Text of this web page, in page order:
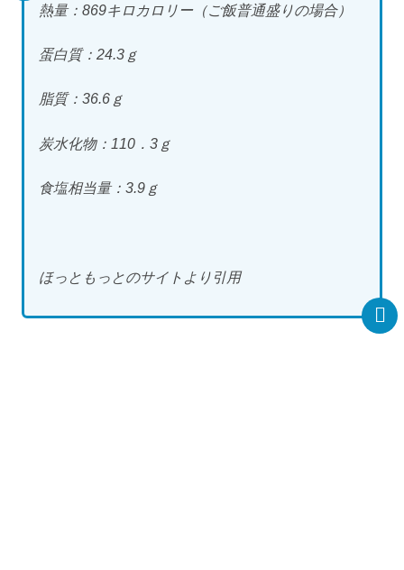
熱量：869キロカロリー（ご飯普通盛りの場合）
蛋白質：24.3ｇ
脂質：36.6ｇ
炭水化物：110．3ｇ
食塩相当量：3.9ｇ
ほっともっとのサイトより引用